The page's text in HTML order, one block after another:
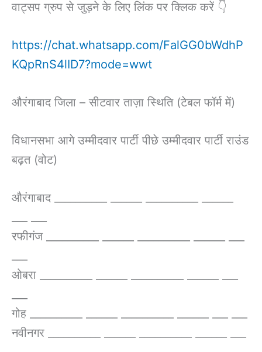
वाट्सप ग्रुप से जुड़ने के लिए लिंक पर क्लिक करें 👇
https://chat.whatsapp.com/FalGG0bWdhP
KQpRnS4lID7?mode=wwt
औरंगाबाद जिला – सीटवार ताज़ा स्थिति (टेबल फॉर्म में)
विधानसभा आगे उम्मीदवार पार्टी पीछे उम्मीदवार पार्टी राउंड
बढ़त (वोट)
औरंगाबाद __________ ______ __________ ______
रफीगंज __________ ______ __________ ______ ___
ओबरा __________ ______ __________ ______ ___
गोह __________ ______ __________ ______ ___ ___
नवीनगर __________ ______ __________ ______ ___